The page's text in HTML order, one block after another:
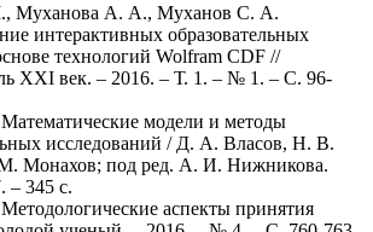
Муханова А. А., Муханов С. А.
интерактивных образовательных
технологий Wolfram CDF //
XXI век. – 2016. – Т. 1. – № 1. – С. 96-
модели и методы
исследований / Д. А. Власов, Н. В.
Монахов; под ред. А. И. Нижникова.
– 345 с.
аспекты принятия